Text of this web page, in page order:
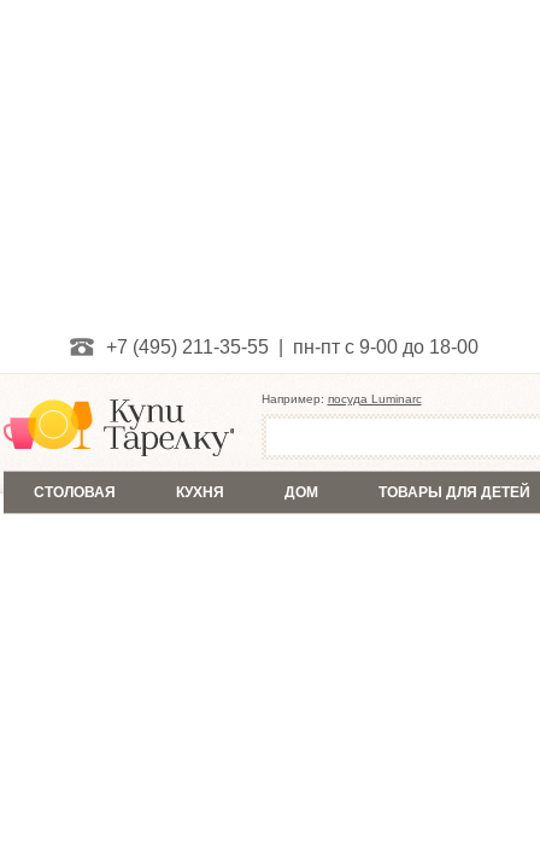
+7 (495) 211-35-55 | пн-пт с 9-00 до 18-00
Например: посуда Luminarc
СТОЛОВАЯ КУХНЯ ДОМ ТОВАРЫ ДЛЯ ДЕТЕЙ